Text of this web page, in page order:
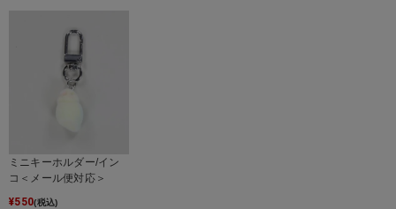
ミニキーホルダー/イン
コ＜メール便対応＞
¥550(税込)